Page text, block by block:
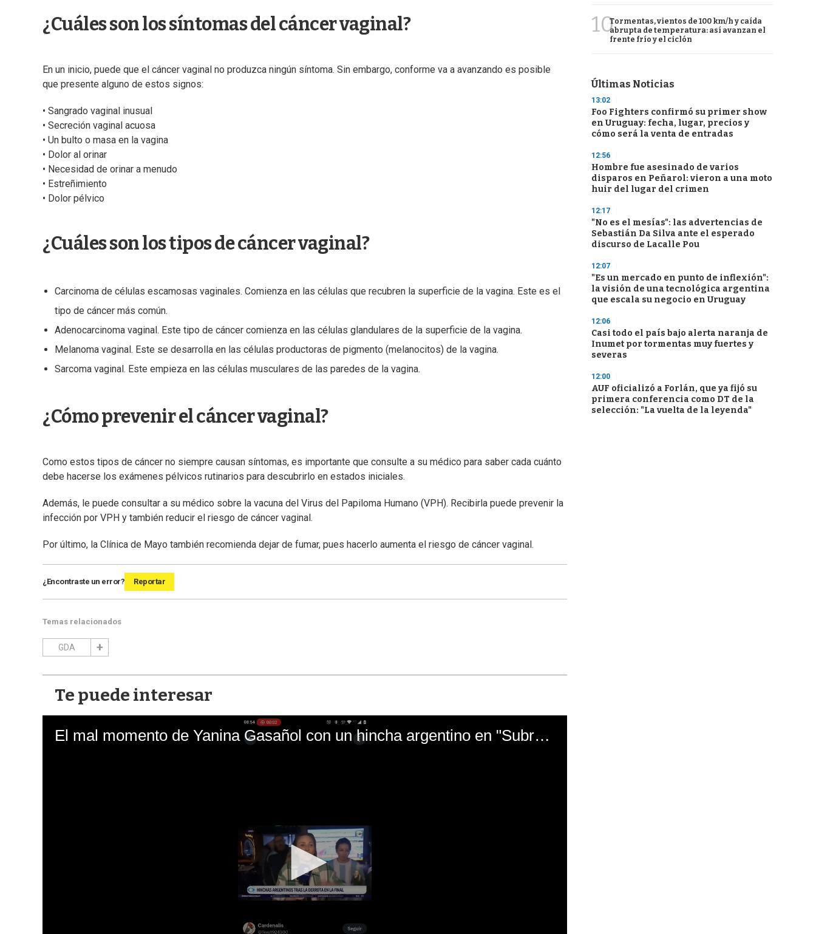
¿Cuáles son los síntomas del cáncer vaginal?
En un inicio, puede que el cáncer vaginal no produzca ningún síntoma. Sin embargo, conforme va a avanzando es posible
que presente alguno de estos signos:
• Sangrado vaginal inusual
• Secreción vaginal acuosa
• Un bulto o masa en la vagina
• Dolor al orinar
• Necesidad de orinar a menudo
• Estreñimiento
• Dolor pélvico
¿Cuáles son los tipos de cáncer vaginal?
Carcinoma de células escamosas vaginales. Comienza en las células que recubren la superficie de la vagina. Este es el
tipo de cáncer más común.
Adenocarcinoma vaginal. Este tipo de cáncer comienza en las células glandulares de la superficie de la vagina.
Melanoma vaginal. Este se desarrolla en las células productoras de pigmento (melanocitos) de la vagina.
Sarcoma vaginal. Este empieza en las células musculares de las paredes de la vagina.
¿Cómo prevenir el cáncer vaginal?
Como estos tipos de cáncer no siempre causan síntomas, es importante que consulte a su médico para saber cada cuánto
debe hacerse los exámenes pélvicos rutinarios para descubrirlo en estados iniciales.
Además, le puede consultar a su médico sobre la vacuna del Virus del Papiloma Humano (VPH). Recibirla puede prevenir la
infección por VPH y también reducir el riesgo de cáncer vaginal.
Por último, la Clínica de Mayo también recomienda dejar de fumar, pues hacerlo aumenta el riesgo de cáncer vaginal.
¿Encontraste un error? Reportar
Temas relacionados
GDA
Te puede interesar
El mal momento de Yanina Gasañol con un hincha argentino en "Subrayado"
10Tormentas, vientos de 100 km/h y caída
abrupta de temperatura: así avanzan el
frente frío y el ciclón
Últimas Noticias
13:02
Foo Fighters confirmó su primer show
en Uruguay: fecha, lugar, precios y
cómo será la venta de entradas
12:56
Hombre fue asesinado de varios
disparos en Peñarol: vieron a una moto
huir del lugar del crimen
12:17
"No es el mesías": las advertencias de
Sebastián Da Silva ante el esperado
discurso de Lacalle Pou
12:07
"Es un mercado en punto de inflexión":
la visión de una tecnológica argentina
que escala su negocio en Uruguay
12:06
Casi todo el país bajo alerta naranja de
Inumet por tormentas muy fuertes y
severas
12:00
AUF oficializó a Forlán, que ya fijó su
primera conferencia como DT de la
selección: "La vuelta de la leyenda"